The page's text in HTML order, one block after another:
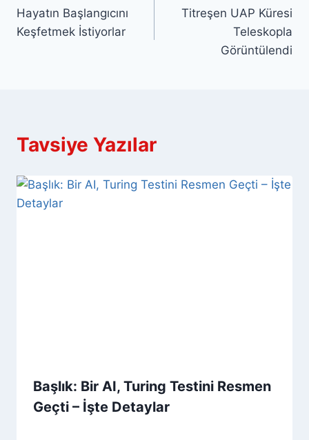
gezinmesi
Hayatın Başlangıcını
Keşfetmek İstiyorlar
Titreşen UAP Küresi
Teleskopla
Görüntülendi
Tavsiye Yazılar
Başlık: Bir AI, Turing Testini Resmen
Geçti – İşte Detaylar